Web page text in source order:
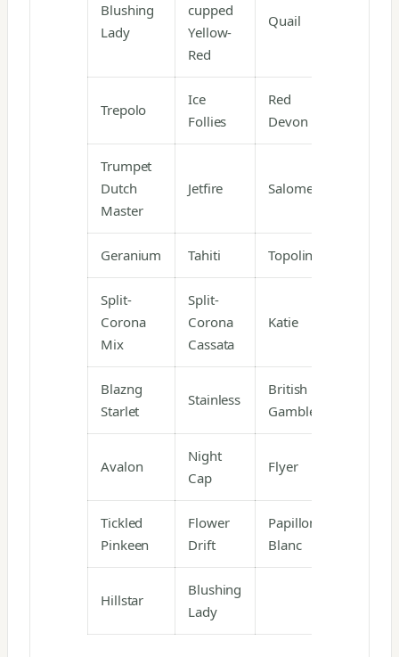
Blushing
Lady
cupped
Yellow-
Red
Quail
Trepolo
Ice
Follies
Red
Devon
Trumpet
Dutch
Master
Jetfire Salome
Geranium Tahiti Topolino
Split-
Corona
Mix
Split-
Corona
Cassata
Katie
Blazng
Starlet
Stainless
British
Gamble
Avalon
Night
Cap
Flyer
Tickled
Pinkeen
Flower
Drift
Papillon
Blanc
Hillstar
Blushing
Lady